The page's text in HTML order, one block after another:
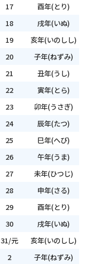
17 酉年(とり)
18 戌年(いぬ)
19 亥年(いのしし)
20 子年(ねずみ)
21 丑年(うし)
22 寅年(とら)
23 卯年(うさぎ)
24 辰年(たつ)
25 巳年(へび)
26 午年(うま)
27 未年(ひつじ)
28 申年(さる)
29 酉年(とり)
30 戌年(いぬ)
31/元 亥年(いのしし)
2 子年(ねずみ)